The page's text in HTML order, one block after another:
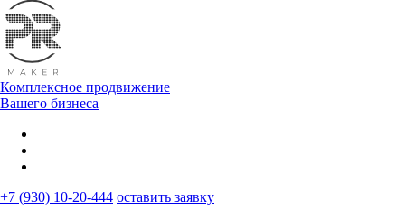
Комплексное продвижение
Вашего бизнеса
+7 (930) 10-20-444 оставить заявку